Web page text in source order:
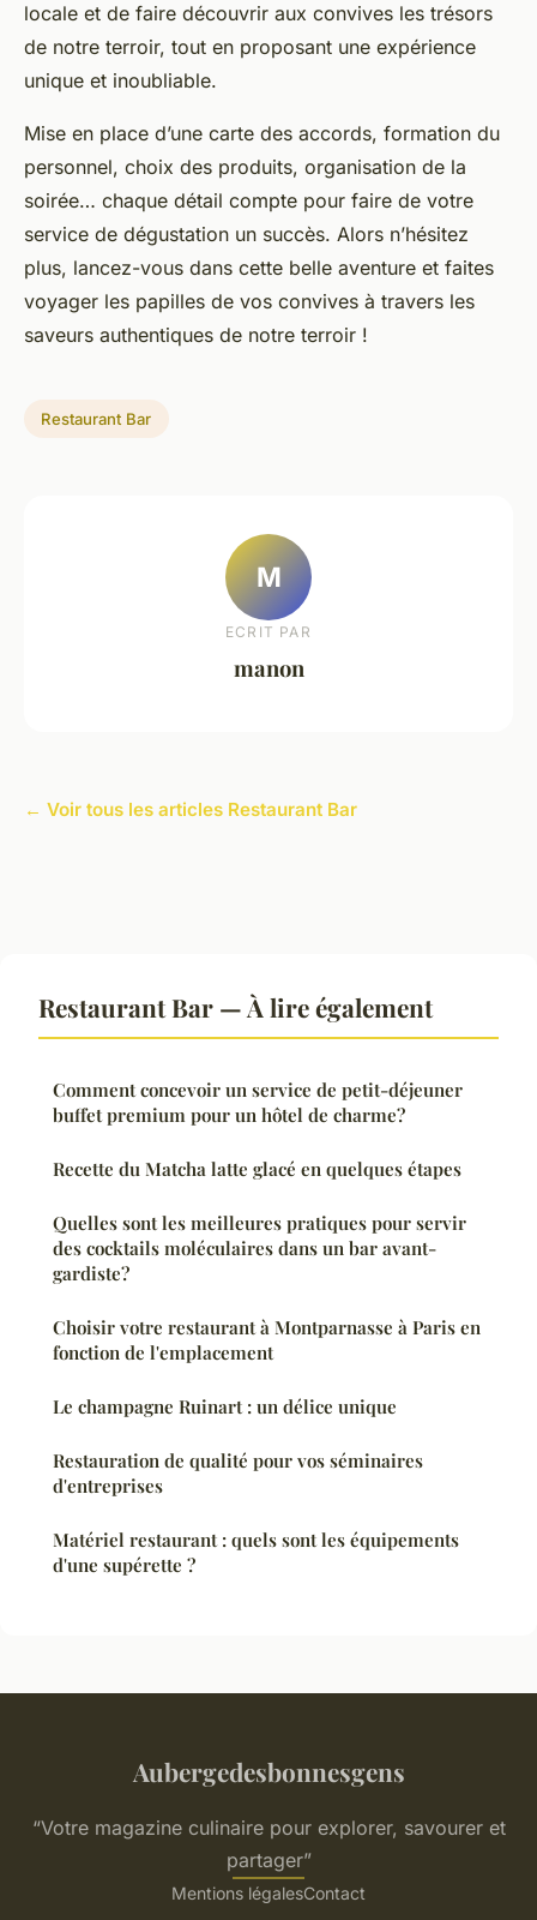
locale et de faire découvrir aux convives les trésors
de notre terroir, tout en proposant une expérience
unique et inoubliable.
Mise en place d’une carte des accords, formation du
personnel, choix des produits, organisation de la
soirée… chaque détail compte pour faire de votre
service de dégustation un succès. Alors n’hésitez
plus, lancez-vous dans cette belle aventure et faites
voyager les papilles de vos convives à travers les
saveurs authentiques de notre terroir !
Restaurant Bar
M
ECRIT PAR
manon
← Voir tous les articles Restaurant Bar
Restaurant Bar — À lire également
Comment concevoir un service de petit-déjeuner
buffet premium pour un hôtel de charme?
Recette du Matcha latte glacé en quelques étapes
Quelles sont les meilleures pratiques pour servir
des cocktails moléculaires dans un bar avant-
gardiste?
Choisir votre restaurant à Montparnasse à Paris en
fonction de l'emplacement
Le champagne Ruinart : un délice unique
Restauration de qualité pour vos séminaires
d'entreprises
Matériel restaurant : quels sont les équipements
d'une supérette ?
Aubergedesbonnesgens
“Votre magazine culinaire pour explorer, savourer et
partager”
Mentions légalesContact